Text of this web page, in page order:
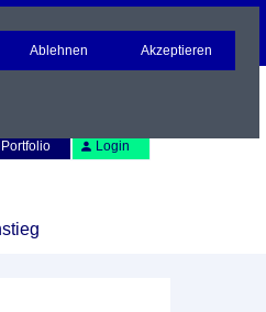
Portfolio Login
Ablehnen Akzeptieren